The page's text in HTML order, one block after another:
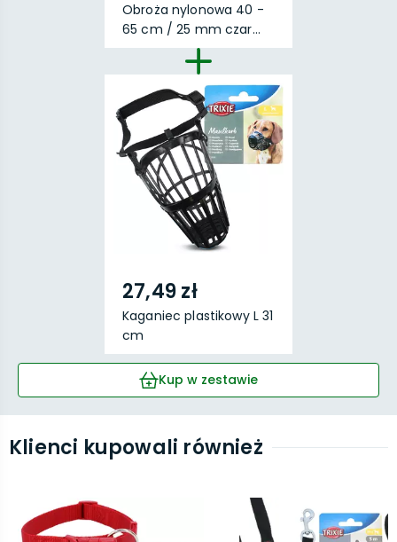
Obroża nylonowa 40 -
65 cm / 25 mm czar...
27,49 zł
Kaganiec plastikowy L 31
cm
Kup w zestawie
Klienci kupowali również